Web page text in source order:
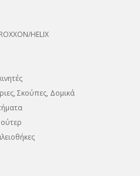
HELIX
Σκούπες, Δομικά